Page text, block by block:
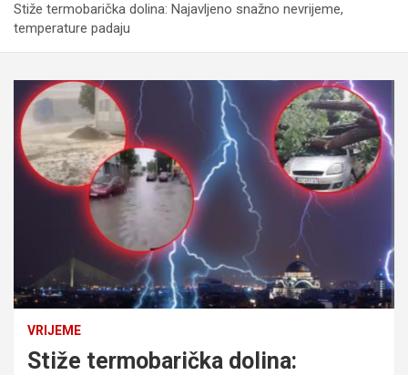
Stiže termobarička dolina: Najavljeno snažno nevrijeme,
temperature padaju
VRIJEME
Stiže termobarička dolina: